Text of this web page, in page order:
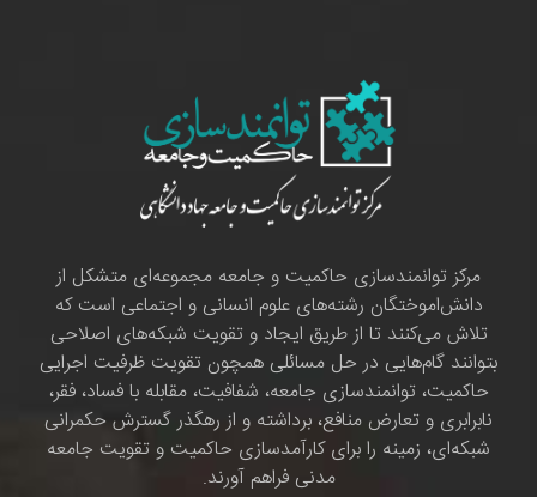
مرکز توانمندسازی حاکمیت و جامعه مجموعه‌ای متشکل از
دانش‌اموختگان رشته‌های علوم انسانی و اجتماعی است که
تلاش می‌کنند تا از طریق ایجاد و تقویت شبکه‌های اصلاحی
بتوانند گام‌هایی در حل مسائلی همچون تقویت ظرفیت اجرایی
حاکمیت، توانمندسازی جامعه، شفافیت، مقابله با فساد، فقر،
نابرابری و تعارض منافع، برداشته و از رهگذر گسترش حکمرانی
شبکه‌ای، زمینه را برای کارآمدسازی حاکمیت و تقویت جامعه
مدنی فراهم آورند.